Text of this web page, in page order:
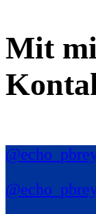
Mit